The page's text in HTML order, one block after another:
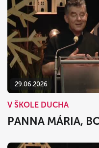
29.06.2026
V ŠKOLE DUCHA
PANNA MÁRIA,